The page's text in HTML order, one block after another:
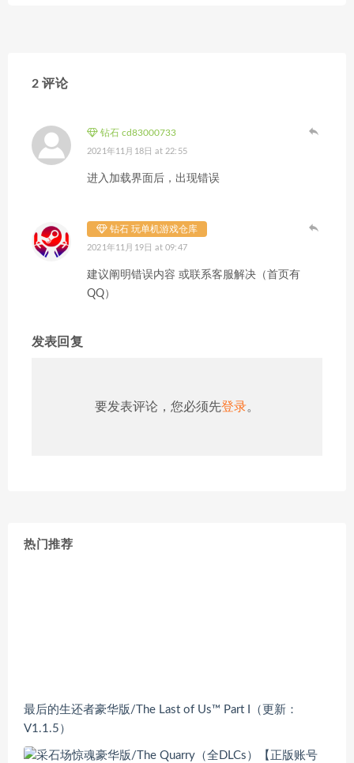
2 评论
钻石 cd83000733
2021年11月18日 at 22:55
进入加载界面后，出现错误
钻石 玩单机游戏仓库
2021年11月19日 at 09:47
建议阐明错误内容 或联系客服解决（首页有
QQ）
发表回复
要发表评论，您必须先登录。
热门推荐
最后的生还者豪华版/The Last of Us™ Part I（更新：
V1.1.5）